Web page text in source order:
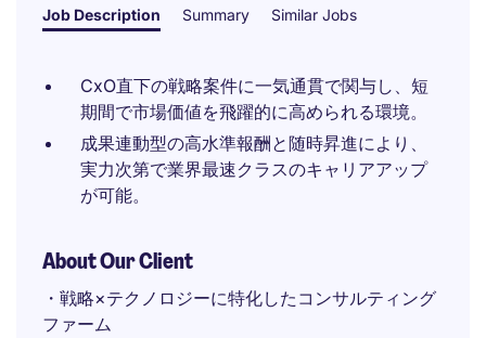
Job Description Summary Similar Jobs
CxO直下の戦略案件に一気通貫で関与し、短
期間で市場価値を飛躍的に高められる環境。
成果連動型の高水準報酬と随時昇進により、
実力次第で業界最速クラスのキャリアアップ
が可能。
About Our Client
・戦略×テクノロジーに特化したコンサルティング
ファーム